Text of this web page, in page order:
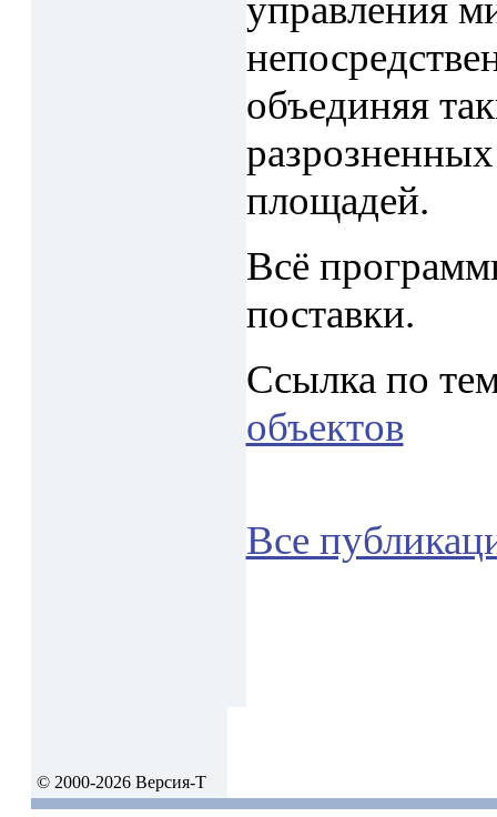
управления
объединяя
площадей.
Всё
поставки.
Ссылка по
объектов
Все
© 2000-2026 Версия-Т